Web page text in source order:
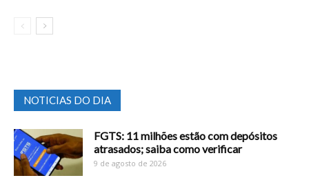
NOTICIAS DO DIA
FGTS: 11 milhões estão com depósitos
atrasados; saiba como verificar
9 de agosto de 2026